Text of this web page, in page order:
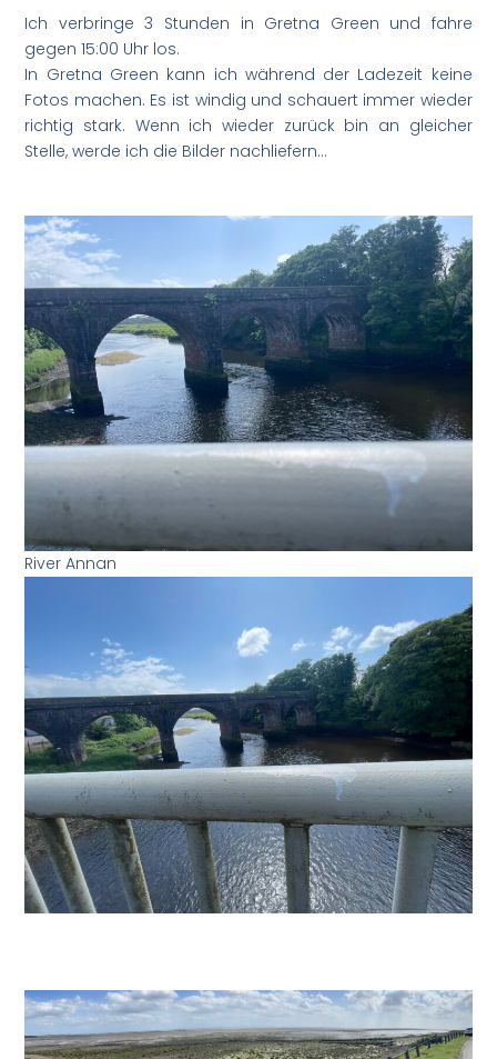
Ich verbringe 3 Stunden in Gretna Green und fahre
gegen 15:00 Uhr los.
In Gretna Green kann ich während der Ladezeit keine
Fotos machen. Es ist windig und schauert immer wieder
richtig stark. Wenn ich wieder zurück bin an gleicher
Stelle, werde ich die Bilder nachliefern…
River Annan